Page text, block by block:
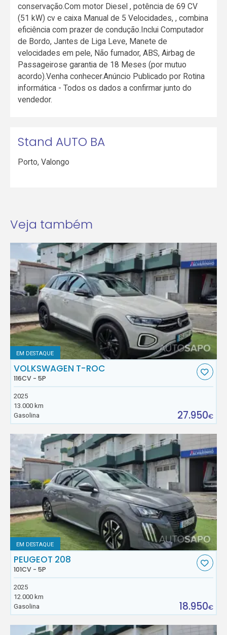
conservação.Com motor Diesel , potência de 69 CV
(51 kW) cv e caixa Manual de 5 Velocidades, , combina
eficiência com prazer de condução.Inclui Computador
de Bordo, Jantes de Liga Leve, Manete de
velocidades em pele, Não fumador, ABS, Airbag de
Passageirose garantia de 18 Meses (por mutuo
acordo).Venha conhecer.Anúncio Publicado por Rotina
informática - Todos os dados a confirmar junto do
vendedor.
Stand AUTO BA
Porto,Valongo
Veja também
EM DESTAQUE
VOLKSWAGEN T-ROC
116CV - 5P
2025
13.000 km
Gasolina
27.950€
EM DESTAQUE
PEUGEOT 208
101CV - 5P
2025
12.000 km
Gasolina
18.950€